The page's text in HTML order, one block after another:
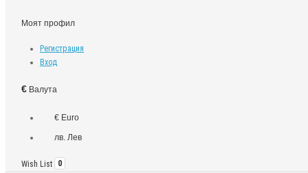
Моят профил
Регистрация
Вход
€ Валута
€ Euro
лв. Лев
Wish List 0